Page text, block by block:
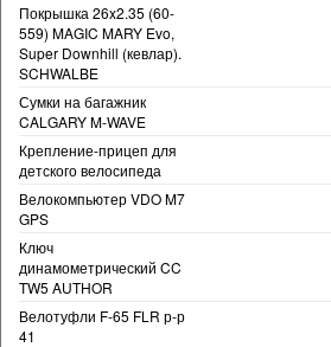
Покрышка 26x2.35 (60-
559) MAGIC MARY Evo,
Super Downhill (кевлар).
SCHWALBE
Сумки на багажник
CALGARY M-WAVE
Крепление-прицеп для
детского велосипеда
Велокомпьютер VDO M7
GPS
Ключ
динамометрический CC
TW5 AUTHOR
Велотуфли F-65 FLR р-р
41